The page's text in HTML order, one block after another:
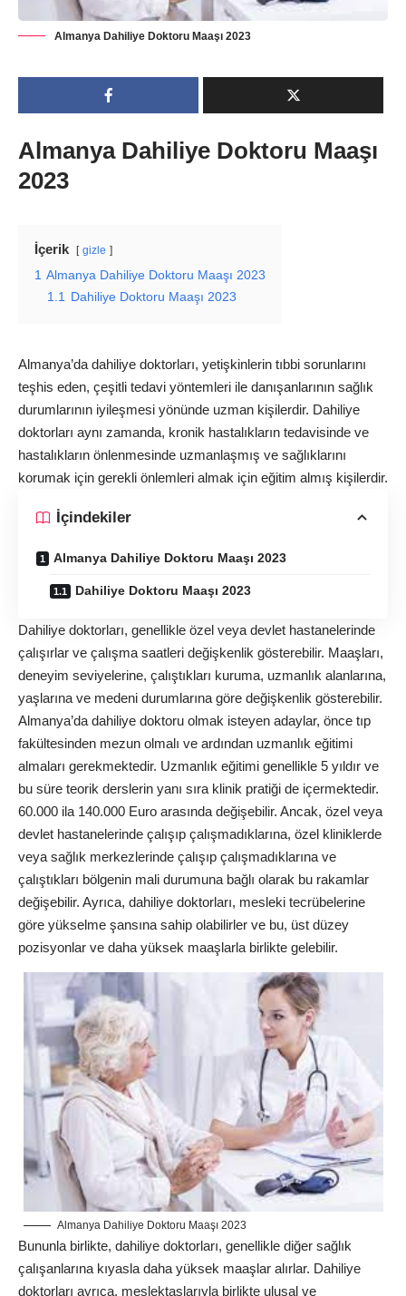
Almanya Dahiliye Doktoru Maaşı 2023
Almanya Dahiliye Doktoru Maaşı
2023
İçerik gizle
1 Almanya Dahiliye Doktoru Maaşı 2023
1.1
Dahiliye Doktoru Maaşı 2023
Almanya’da dahiliye doktorları, yetişkinlerin tıbbi sorunlarını
teşhis eden, çeşitli tedavi yöntemleri ile danışanlarının sağlık
durumlarının iyileşmesi yönünde uzman kişilerdir. Dahiliye
doktorları aynı zamanda, kronik hastalıkların tedavisinde ve
hastalıkların önlenmesinde uzmanlaşmış ve sağlıklarını
korumak için gerekli önlemleri almak için eğitim almış kişilerdir.
İçindekiler
Almanya Dahiliye Doktoru Maaşı 2023
Dahiliye Doktoru Maaşı 2023
Dahiliye doktorları, genellikle özel veya devlet hastanelerinde
çalışırlar ve çalışma saatleri değişkenlik gösterebilir. Maaşları,
deneyim seviyelerine, çalıştıkları kuruma, uzmanlık alanlarına,
yaşlarına ve medeni durumlarına göre değişkenlik gösterebilir.
Almanya’da dahiliye doktoru olmak isteyen adaylar, önce tıp
fakültesinden mezun olmalı ve ardından uzmanlık eğitimi
almaları gerekmektedir. Uzmanlık eğitimi genellikle 5 yıldır ve
bu süre teorik derslerin yanı sıra klinik pratiği de içermektedir.
60.000 ila 140.000 Euro arasında değişebilir. Ancak, özel veya
devlet hastanelerinde çalışıp çalışmadıklarına, özel kliniklerde
veya sağlık merkezlerinde çalışıp çalışmadıklarına ve
çalıştıkları bölgenin mali durumuna bağlı olarak bu rakamlar
değişebilir. Ayrıca, dahiliye doktorları, mesleki tecrübelerine
göre yükselme şansına sahip olabilirler ve bu, üst düzey
pozisyonlar ve daha yüksek maaşlarla birlikte gelebilir.
Almanya Dahiliye Doktoru Maaşı 2023
Bununla birlikte, dahiliye doktorları, genellikle diğer sağlık
çalışanlarına kıyasla daha yüksek maaşlar alırlar. Dahiliye
doktorları ayrıca, meslektaşlarıyla birlikte ulusal ve